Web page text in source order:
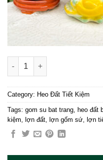
Mẫu Tiết Kiệm Hình Lân
Category: Heo Đất Tiết Kiệm
Tags: gom su bat trang heo đất
kiệm
lợn đất lợn gốm sứ lợn